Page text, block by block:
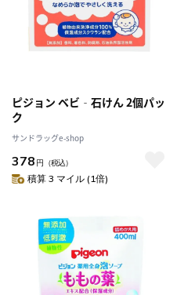
ピジョン ベビ‐石けん 2個パッ
ク
サンドラッグe-shop
378 円 （税込）
積算 3 マイル (1倍)